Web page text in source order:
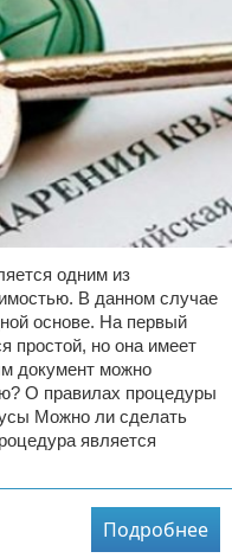
одним из
В данном случае
основе. На первый
простой, но она имеет
документ можно
О правилах процедуры
Можно ли сделать
является
Подробнее